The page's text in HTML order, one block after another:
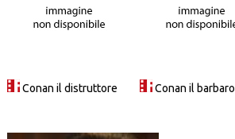
Conan il distruttore Conan il barbaro